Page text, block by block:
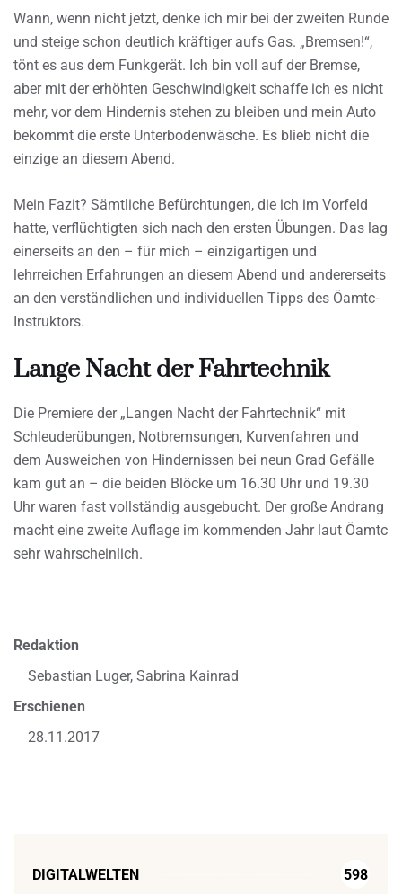
Wann, wenn nicht jetzt, denke ich mir bei der zweiten Runde
und steige schon deutlich kräftiger aufs Gas. „Bremsen!“,
tönt es aus dem Funkgerät. Ich bin voll auf der Bremse,
aber mit der erhöhten Geschwindigkeit schaffe ich es nicht
mehr, vor dem Hindernis stehen zu bleiben und mein Auto
bekommt die erste Unterbodenwäsche. Es blieb nicht die
einzige an diesem Abend.
Mein Fazit? Sämtliche Befürchtungen, die ich im Vorfeld
hatte, verflüchtigten sich nach den ersten Übungen. Das lag
einerseits an den – für mich – einzigartigen und
lehrreichen Erfahrungen an diesem Abend und andererseits
an den verständlichen und individuellen Tipps des Öamtc-
Instruktors.
Lange Nacht der Fahrtechnik
Die Premiere der „Langen Nacht der Fahrtechnik“ mit
Schleuderübungen, Notbremsungen, Kurvenfahren und
dem Ausweichen von Hindernissen bei neun Grad Gefälle
kam gut an – die beiden Blöcke um 16.30 Uhr und 19.30
Uhr waren fast vollständig ausgebucht. Der große Andrang
macht eine zweite Auflage im kommenden Jahr laut Öamtc
sehr wahrscheinlich.
Redaktion
Sebastian Luger, Sabrina Kainrad
Erschienen
28.11.2017
DIGITALWELTEN 598